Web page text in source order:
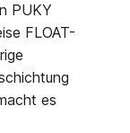
PUKY
FLOAT-
es